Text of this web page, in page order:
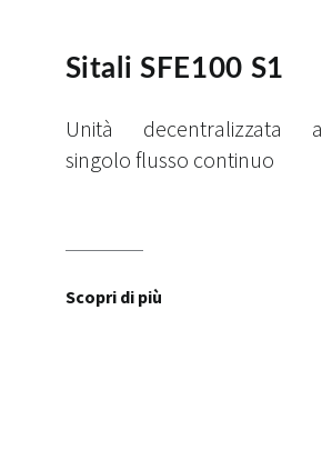
Sitali SFE100 S1
Unità decentralizzata a
singolo flusso continuo
Scopri di più